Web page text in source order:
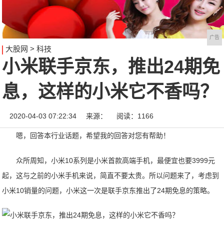
广告
大股网 > 科技
小米联手京东，推出24期免
息，这样的小米它不香吗？
2020-04-03 07:22:34 来源： 阅读：1166
嗯，回答本行业话题，希望我的回答对您有帮助！
众所周知，小米10系列是小米首款高端手机，最便宜也要3999元
起，这与之前的小米手机来说，简直不要太贵。所以问题来了，考虑到
小米10销量的问题，小米这一次是联手京东推出了24期免息的策略。